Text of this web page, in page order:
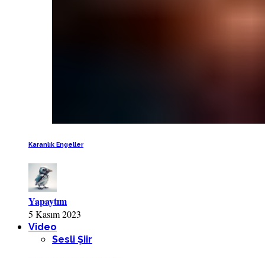
Karanlık Engeller
Yapaytım
5 Kasım 2023
Video
Sesli Şiir